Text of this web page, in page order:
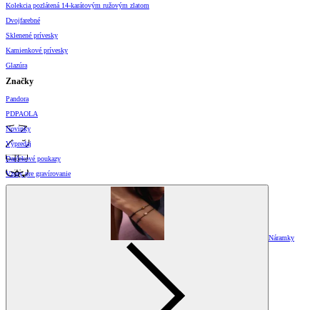
Kolekcia pozlátená 14-karátovým ružovým zlatom
Dvojfarebné
Sklenené prívesky
Kamienkové prívesky
Glazúra
Značky
Pandora
PDPAOLA
Novinky
Výpredaj
Darčekové poukazy
Vzory pre gravírovanie
Náramky